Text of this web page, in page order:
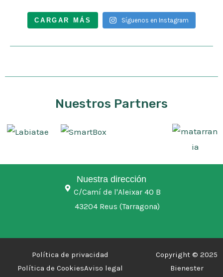
CARGAR MÁS Síguenos en Instagram
Nuestros Partners
Nuestra dirección
C/Camí de l'Aleixar 40 B
43204 Reus (Tarragona)
Política de privacidad
Política de CookiesAviso legal
Copyright © 2025
Bienester